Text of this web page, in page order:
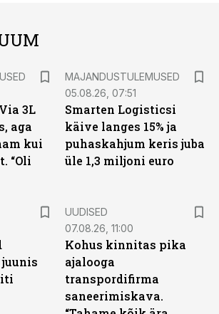
3L
aga
kui
“Oli
MAJANDUSTULEMUSED
05.08.26, 07:51
Smarten Logisticsi
käive langes 15% ja
puhaskahjum keris juba
üle 1,3 miljoni euro
UUDISED
07.08.26, 11:00
Kohus kinnitas pika
ajalooga
transpordifirma
saneerimiskava.